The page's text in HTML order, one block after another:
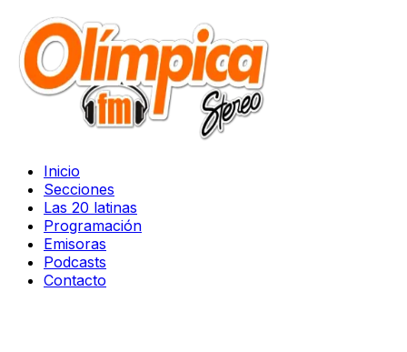
Inicio
Secciones
Las 20 latinas
Programación
Emisoras
Podcasts
Contacto